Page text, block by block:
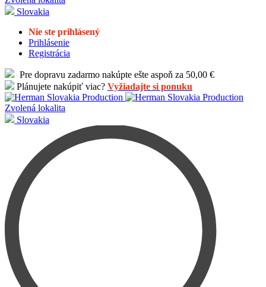
Slovakia
Nie ste prihlásený
Prihlásenie
Registrácia
Pre dopravu zadarmo nakúpte ešte aspoň za 50,00 €
Plánujete nakúpiť viac? Vyžiadajte si ponuku
Zvolená lokalita
Slovakia